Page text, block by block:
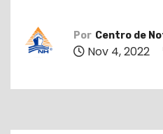
Por Centro de
Nov 4, 2022